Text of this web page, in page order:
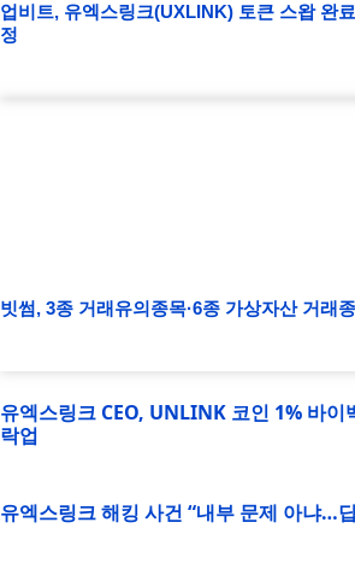
업비트, 유엑스링크(UXLINK) 토큰 스왑 완
정
빗썸, 3종 거래유의종목·6종 가상자산 거래
유엑스링크 CEO, UNLINK 코인 1% 바
락업
유엑스링크 해킹 사건 “내부 문제 아냐…